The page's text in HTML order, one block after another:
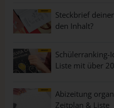
Steckbrief
den Inhalt?
Schülerranking-
Liste mit über
Abizeitung
Zeitplan & Liste